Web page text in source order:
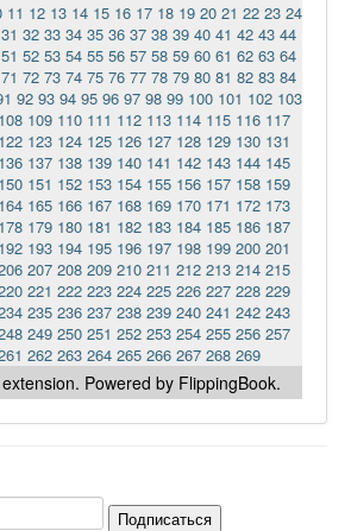
11 12 13 14 15 16 17 18 19 20 21 22 23 24
31 32 33 34 35 36 37 38 39 40 41 42 43 44
51 52 53 54 55 56 57 58 59 60 61 62 63 64
71 72 73 74 75 76 77 78 79 80 81 82 83 84
92 93 94 95 96 97 98 99 100 101 102 103
108 109 110 111 112 113 114 115 116 117
122 123 124 125 126 127 128 129 130 131
136 137 138 139 140 141 142 143 144 145
150 151 152 153 154 155 156 157 158 159
164 165 166 167 168 169 170 171 172 173
178 179 180 181 182 183 184 185 186 187
192 193 194 195 196 197 198 199 200 201
207 208 209 210 211 212 213 214 215
221 222 223 224 225 226 227 228 229
235 236 237 238 239 240 241 242 243
249 250 251 252 253 254 255 256 257
262 263 264 265 266 267 268 269
extension. Powered by FlippingBook.
Подписаться